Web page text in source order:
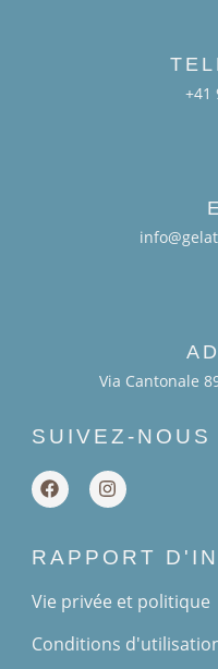
+41
Via Cantonale
SUIVEZ-NOUS
RAPPORT
Vie privée et politique
Conditions